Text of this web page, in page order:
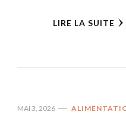
LIRE LA SUITE
MAI 3, 2026